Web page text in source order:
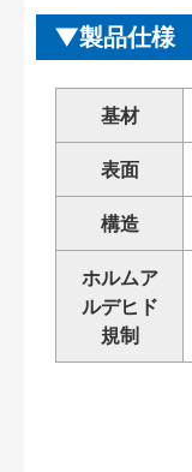
製品仕様
基材
表面
構造
ホルムア
ルデヒド
規制